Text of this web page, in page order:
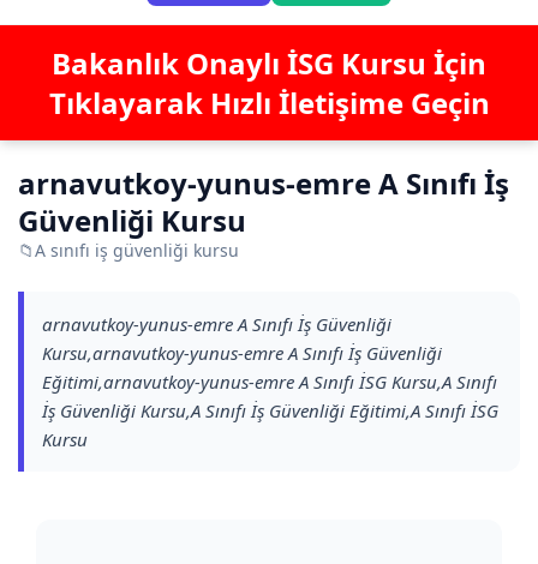
Bakanlık Onaylı İSG Kursu İçin
Tıklayarak Hızlı İletişime Geçin
arnavutkoy-yunus-emre A Sınıfı İş
Güvenliği Kursu
📁A sınıfı iş güvenliği kursu
arnavutkoy-yunus-emre A Sınıfı İş Güvenliği
Kursu,arnavutkoy-yunus-emre A Sınıfı İş Güvenliği
Eğitimi,arnavutkoy-yunus-emre A Sınıfı İSG Kursu,A Sınıfı
İş Güvenliği Kursu,A Sınıfı İş Güvenliği Eğitimi,A Sınıfı İSG
Kursu